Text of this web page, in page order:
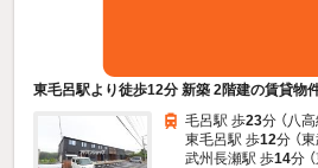
東毛呂駅より徒歩12分 新築 2階建の賃貸物
毛呂駅 歩23分 （八高
東毛呂駅 歩12分 （
武州長瀬駅 歩14分